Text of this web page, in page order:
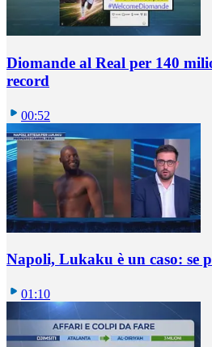
Diomande al Real per 140
record
00:52
Napoli, Lukaku è un caso: se
01:10